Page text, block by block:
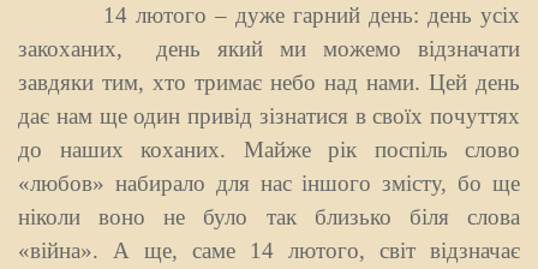
14 лютого – дуже гарний день: день усіх
закоханих, день який ми можемо відзначати
завдяки тим, хто тримає небо над нами. Цей день
дає нам ще один привід зізнатися в своїх почуттях
до наших коханих. Майже рік поспіль слово
«любов» набирало для нас іншого змісту, бо ще
ніколи воно не було так близько біля слова
«війна». А ще, саме 14 лютого, світ відзначає